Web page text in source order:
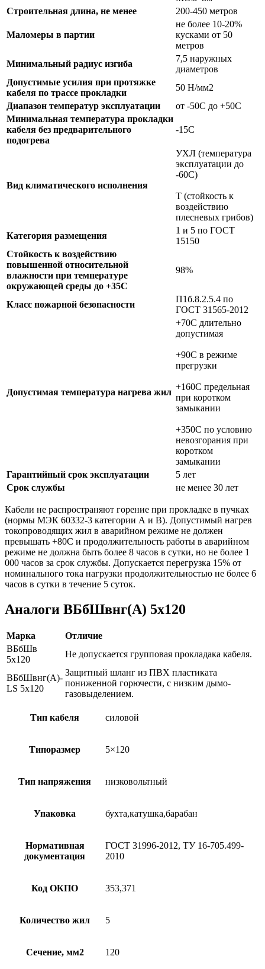
Строительная длина, не менее
200-450 метров
Маломеры в партии
не более 10-20%
кусками от 50
метров
Минимальный радиус изгиба
7,5 наружных
диаметров
Допустимые усилия при протяжке
кабеля по трассе прокладки
50 Н/мм2
Диапазон температур эксплуатации
от -50С до +50С
Минимальная температура прокладки
кабеля без предварительного
подогрева
-15С
Вид климатического исполнения
УХЛ (температура
эксплуатации до
-60С)
Т (стойкость к
воздействию
плесневых грибов)
Категория размещения
1 и 5 по ГОСТ
15150
Стойкость к воздействию
повышенной относительной
влажности при температуре
окружающей среды до +35C
98%
Класс пожарной безопасности
П1б.8.2.5.4 по
ГОСТ 31565-2012
Допустимая температура нагрева жил
+70C длительно
допустимая
+90C в режиме
прегрузки
+160C предельная
при коротком
замыкании
+350C по условию
невозгорания при
коротком
замыкании
Гарантийный срок эксплуатации
5 лет
Срок службы
не менее 30 лет
Кабели не распространяют горение при прокладке в пучках
(нормы МЭК 60332-3 категории А и В). Допустимый нагрев
токопроводящих жил в аварийном режиме не должен
превышать +80С и продолжительность работы в аварийном
режиме не должна быть более 8 часов в сутки, но не более 1
000 часов за срок службы. Допускается перегрузка 15% от
номинального тока нагрузки продолжительностью не более 6
часов в сутки в течение 5 суток.
Аналоги ВБбШвнг(А) 5х120
Марка
Отличие
ВБбШв
5х120
Не допускается групповая прокладака кабеля.
ВБбШвнг(А)-
LS 5х120
Защитный шланг из ПВХ пластиката
пониженной горючести, с низким дымо-
газовыделением.
Тип кабеля силовой
Типоразмер 5×120
Тип напряжения низковольтный
Упаковка бухта,катушка,барабан
Нормативная
документация
ГОСТ 31996-2012, ТУ 16-705.499-
2010
Код ОКПО 353,371
Количество жил 5
Сечение, мм2 120